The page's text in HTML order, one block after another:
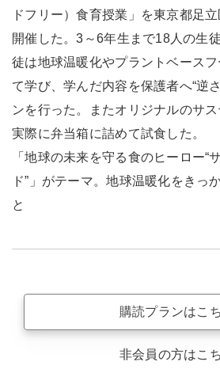
ドフリー）食育授業」を東京都足
開催した。3～6年生まで18人の生
徒は地球温暖化やプラントベース
て学び、学んだ内容を保護者へ“逆
ンを行った。またオリジナルのサス
実際に弁当箱に詰めて試食した。
「地球の未来を守る食のヒーロー“
ド”」がテーマ。地球温暖化をきっ
と
購読プランはこ
非会員の方はこ